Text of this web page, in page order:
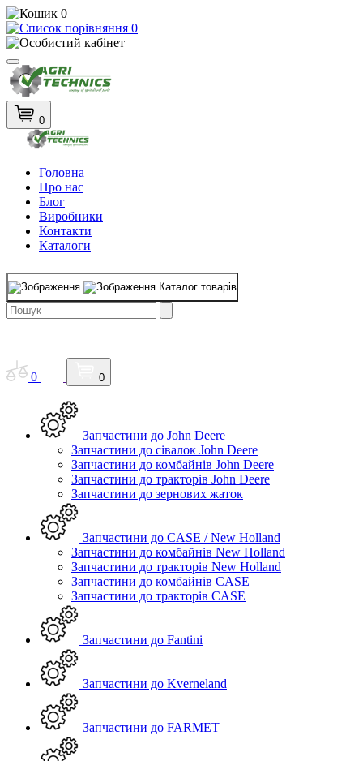
0
0
0
Головна
Про нас
Блог
Виробники
Контакти
Каталоги
Каталог товарів
0 0
Запчастини до John Deere
Запчастини до сівалок John Deere
Запчастини до комбайнів John Deere
Запчастини до тракторів John Deere
Запчастини до зернових жаток
Запчастини до CASE / New Holland
Запчастини до комбайнів New Holland
Запчастини до тракторів New Holland
Запчастини до комбайнів CASE
Запчастини до тракторів CASE
Запчастини до Fantini
Запчастини до Kverneland
Запчастини до FARMET